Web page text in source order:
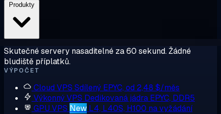
Skutečné servery nasaditelné za 60 sekund. Žádné
bludiště příplatků.
VÝPOČET
Cloud VPS Sdílený EPYC, od 2,48 $/měs
Výkonný VPS Dedikovaná jádra EPYC, DDR5
GPU VPS New L4, L40S, H100 na vyžádání